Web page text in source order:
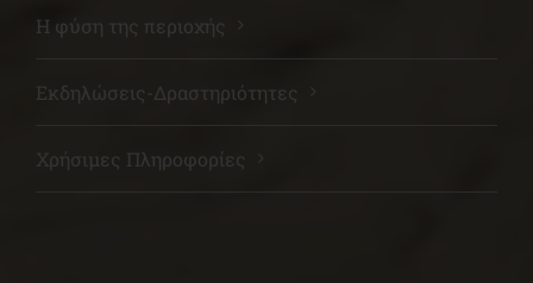
Η φύση της περιοχής
Εκδηλώσεις-Δραστηριότητες
Χρήσιμες Πληροφορίες